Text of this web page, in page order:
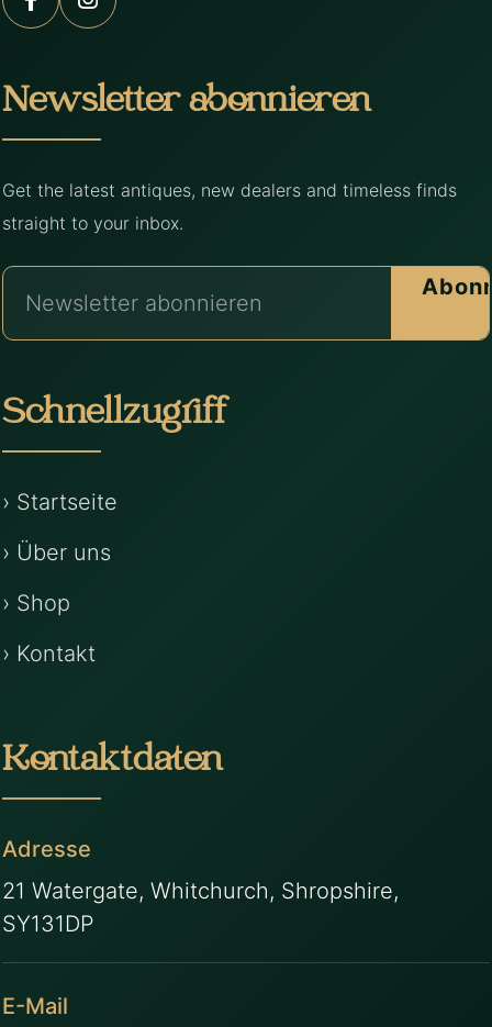
Newsletter abonnieren
Get the latest antiques, new dealers and timeless finds
straight to your inbox.
Schnellzugriff
› Startseite
› Über uns
› Shop
› Kontakt
Kontaktdaten
Adresse
21 Watergate, Whitchurch, Shropshire,
SY131DP
E-Mail